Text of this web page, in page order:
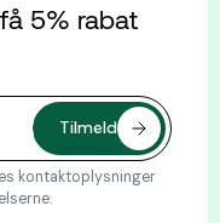
5% rabat
kontaktoplysninger